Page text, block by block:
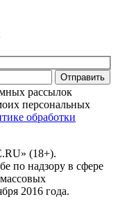
Отправить
рассылок
персональных
обработки
(18+).
по надзору в сфере
2016 года.